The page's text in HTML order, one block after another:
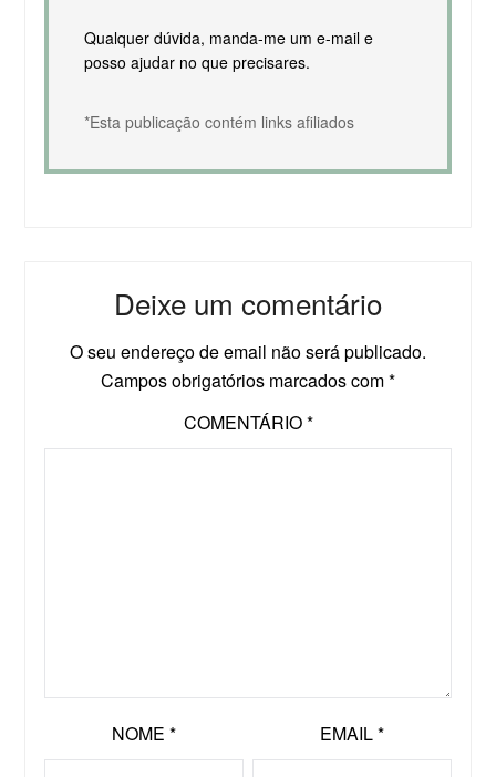
Qualquer dúvida, manda-me um e-mail e
posso ajudar no que precisares.
*Esta publicação contém links afiliados
Deixe um comentário
O seu endereço de email não será publicado.
Campos obrigatórios marcados com*
COMENTÁRIO*
NOME * EMAIL*